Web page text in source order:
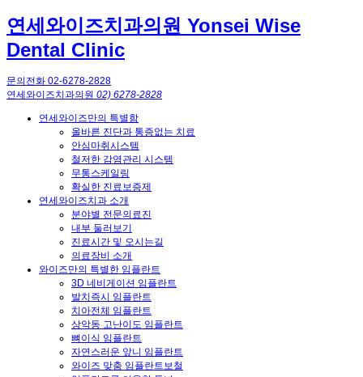
연세와이즈치과의원 Yonsei Wise
Dental Clinic
문의전화 02-6278-2828
연세와이즈치과의원 02) 6278-2828
연세와이즈만의 특별함
올바른 진단과 통증없는 치료
안심마취시스템
철저한 감염관리 시스템
무통스케일링
확실한 진료보증제
연세와이즈치과 소개
분야별 전문의료진
내부 둘러보기
진료시간 및 오시는길
의료장비 소개
와이즈만의 특별한 임플란트
3D 네비게이션 임플란트
발치즉시 임플란트
치아전체 임플란트
상악동 고난이도 임플란트
뼈이식 임플란트
자연스러운 앞니 임플란트
와이즈 맞춤 임플란트보철